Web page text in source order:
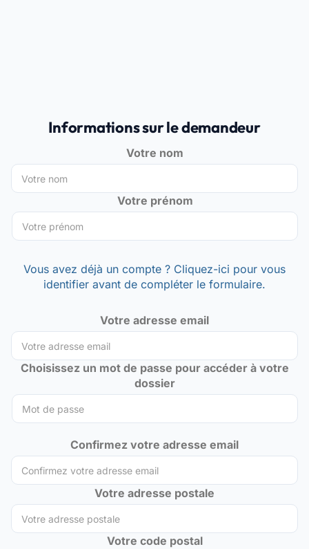
Informations sur le demandeur
Votre nom
Votre prénom
Vous avez déjà un compte ? Cliquez-ici pour vous
identifier avant de compléter le formulaire.
Votre adresse email
Choisissez un mot de passe pour accéder à votre
dossier
Confirmez votre adresse email
Votre adresse postale
Votre code postal